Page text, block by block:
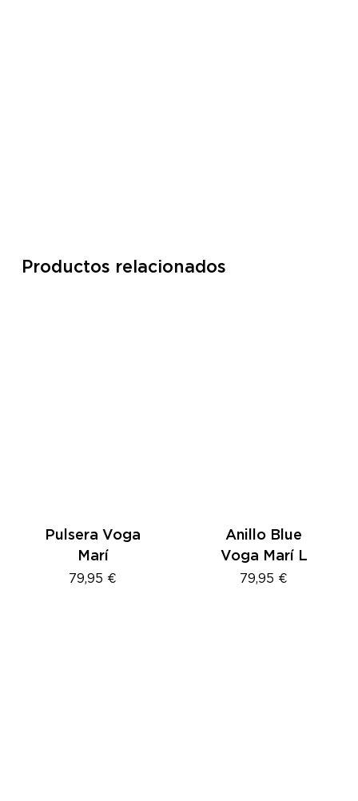
Productos relacionados
Pulsera Voga
Marí
79,95 €
Anillo Blue
Voga Marí L
79,95 €